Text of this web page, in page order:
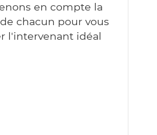
en compte la
chacun pour vous
l'intervenant idéal